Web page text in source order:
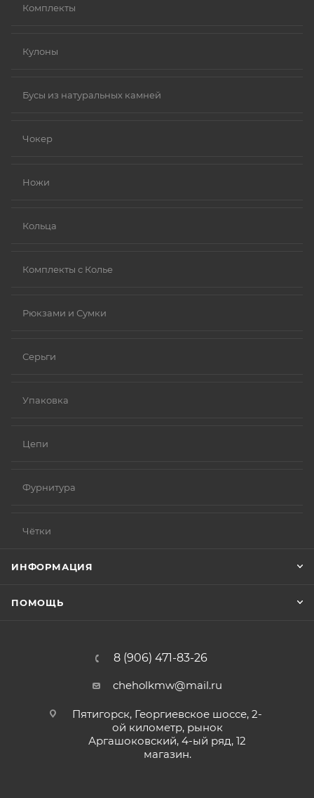
Комплекты
Кулоны
Бусы из натуральных камней
Чокер
Ножи
Кольца
Комплекты с Колье
Рюкзами и Сумки
Серьги
Упаковка
Цепи
Фурнитура
Чётки
ИНФОРМАЦИЯ
ПОМОЩЬ
8 (906) 471-83-26
cheholkmw@mail.ru
Пятигорск, Георгиевское шоссе, 2-
ой километр, рынок
Аргашоковский, 4-ый ряд, 12
магазин.